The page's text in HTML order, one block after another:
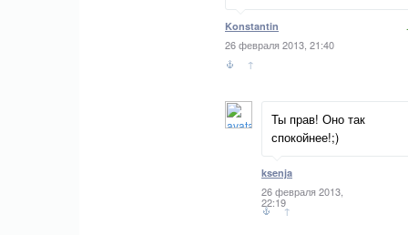
Konstantin
26 февраля 2013, 21:40
↑
Ты прав! Оно так
спокойнее!;)
ksenja
26 февраля 2013,
22:19
↑